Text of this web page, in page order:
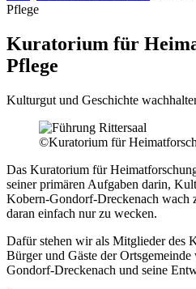
Pflege
Kuratorium für
Pflege
Kulturgut und Geschichte
©Kuratorium für
Das Kuratorium für
seiner primären Aufgaben darin,
Kobern-Gondorf-Dreckenach wach
daran einfach nur zu wecken.
Dafür stehen wir als Mitglieder des
Bürger und Gäste der
Gondorf-Dreckenach und seine